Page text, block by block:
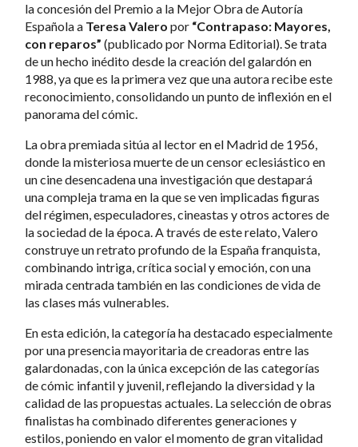
la concesión del Premio a la Mejor Obra de Autoría
Española a Teresa Valero por “Contrapaso: Mayores,
con reparos” (publicado por Norma Editorial). Se trata
de un hecho inédito desde la creación del galardón en
1988, ya que es la primera vez que una autora recibe este
reconocimiento, consolidando un punto de inflexión en el
panorama del cómic.
La obra premiada sitúa al lector en el Madrid de 1956,
donde la misteriosa muerte de un censor eclesiástico en
un cine desencadena una investigación que destapará
una compleja trama en la que se ven implicadas figuras
del régimen, especuladores, cineastas y otros actores de
la sociedad de la época. A través de este relato, Valero
construye un retrato profundo de la España franquista,
combinando intriga, crítica social y emoción, con una
mirada centrada también en las condiciones de vida de
las clases más vulnerables.
En esta edición, la categoría ha destacado especialmente
por una presencia mayoritaria de creadoras entre las
galardonadas, con la única excepción de las categorías
de cómic infantil y juvenil, reflejando la diversidad y la
calidad de las propuestas actuales. La selección de obras
finalistas ha combinado diferentes generaciones y
estilos, poniendo en valor el momento de gran vitalidad